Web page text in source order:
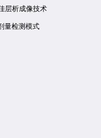
层析成像技术
量检测模式